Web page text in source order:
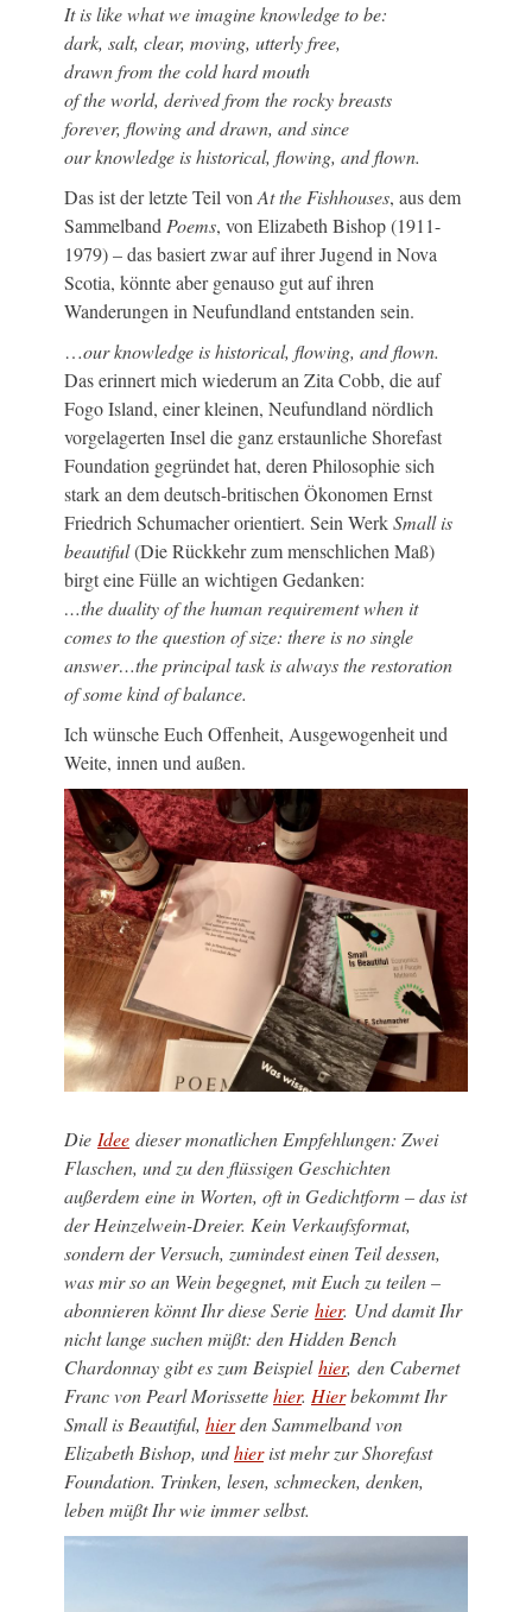
It is like what we imagine knowledge to be:
dark, salt, clear, moving, utterly free,
drawn from the cold hard mouth
of the world, derived from the rocky breasts
forever, flowing and drawn, and since
our knowledge is historical, flowing, and flown.
Das ist der letzte Teil vonAt the Fishhouses, aus dem
SammelbandPoems, von Elizabeth Bishop (1911-
1979) – das basiert zwar auf ihrer Jugend in Nova
Scotia, könnte aber genauso gut auf ihren
Wanderungen in Neufundland entstanden sein.
…our knowledge is historical, flowing, and flown.
Das erinnert mich wiederum an Zita Cobb, die auf
Fogo Island, einer kleinen, Neufundland nördlich
vorgelagerten Insel die ganz erstaunliche Shorefast
Foundation gegründet hat, deren Philosophie sich
stark an dem deutsch-britischen Ökonomen Ernst
Friedrich Schumacher orientiert. Sein WerkSmall is
beautiful(Die Rückkehr zum menschlichen Maß)
birgt eine Fülle an wichtigen Gedanken:
…the duality of the human requirement when it
comes to the question of size: there is no single
answer…the principal task is always the restoration
of some kind of balance.
Ich wünsche Euch Offenheit, Ausgewogenheit und
Weite, innen und außen.
Die Idee dieser monatlichen Empfehlungen: Zwei
Flaschen, und zu den flüssigen Geschichten
außerdem eine in Worten, oft in Gedichtform – das ist
der Heinzelwein-Dreier. Kein Verkaufsformat,
sondern der Versuch, zumindest einen Teil dessen,
was mir so an Wein begegnet, mit Euch zu teilen –
abonnieren könnt Ihr diese Serie hier. Und damit Ihr
nicht lange suchen müßt: den Hidden Bench
Chardonnay gibt es zum Beispielhier, den Cabernet
Franc von Pearl Morissettehier. Hierbekommt Ihr
Small is Beautiful, hierden Sammelband von
Elizabeth Bishop, undhierist mehr zur Shorefast
Foundation. Trinken, lesen, schmecken, denken,
leben müßt Ihr wie immer selbst.